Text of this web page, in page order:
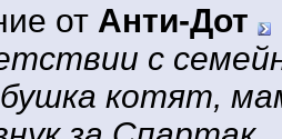
от Анти-Дот
с
котят,